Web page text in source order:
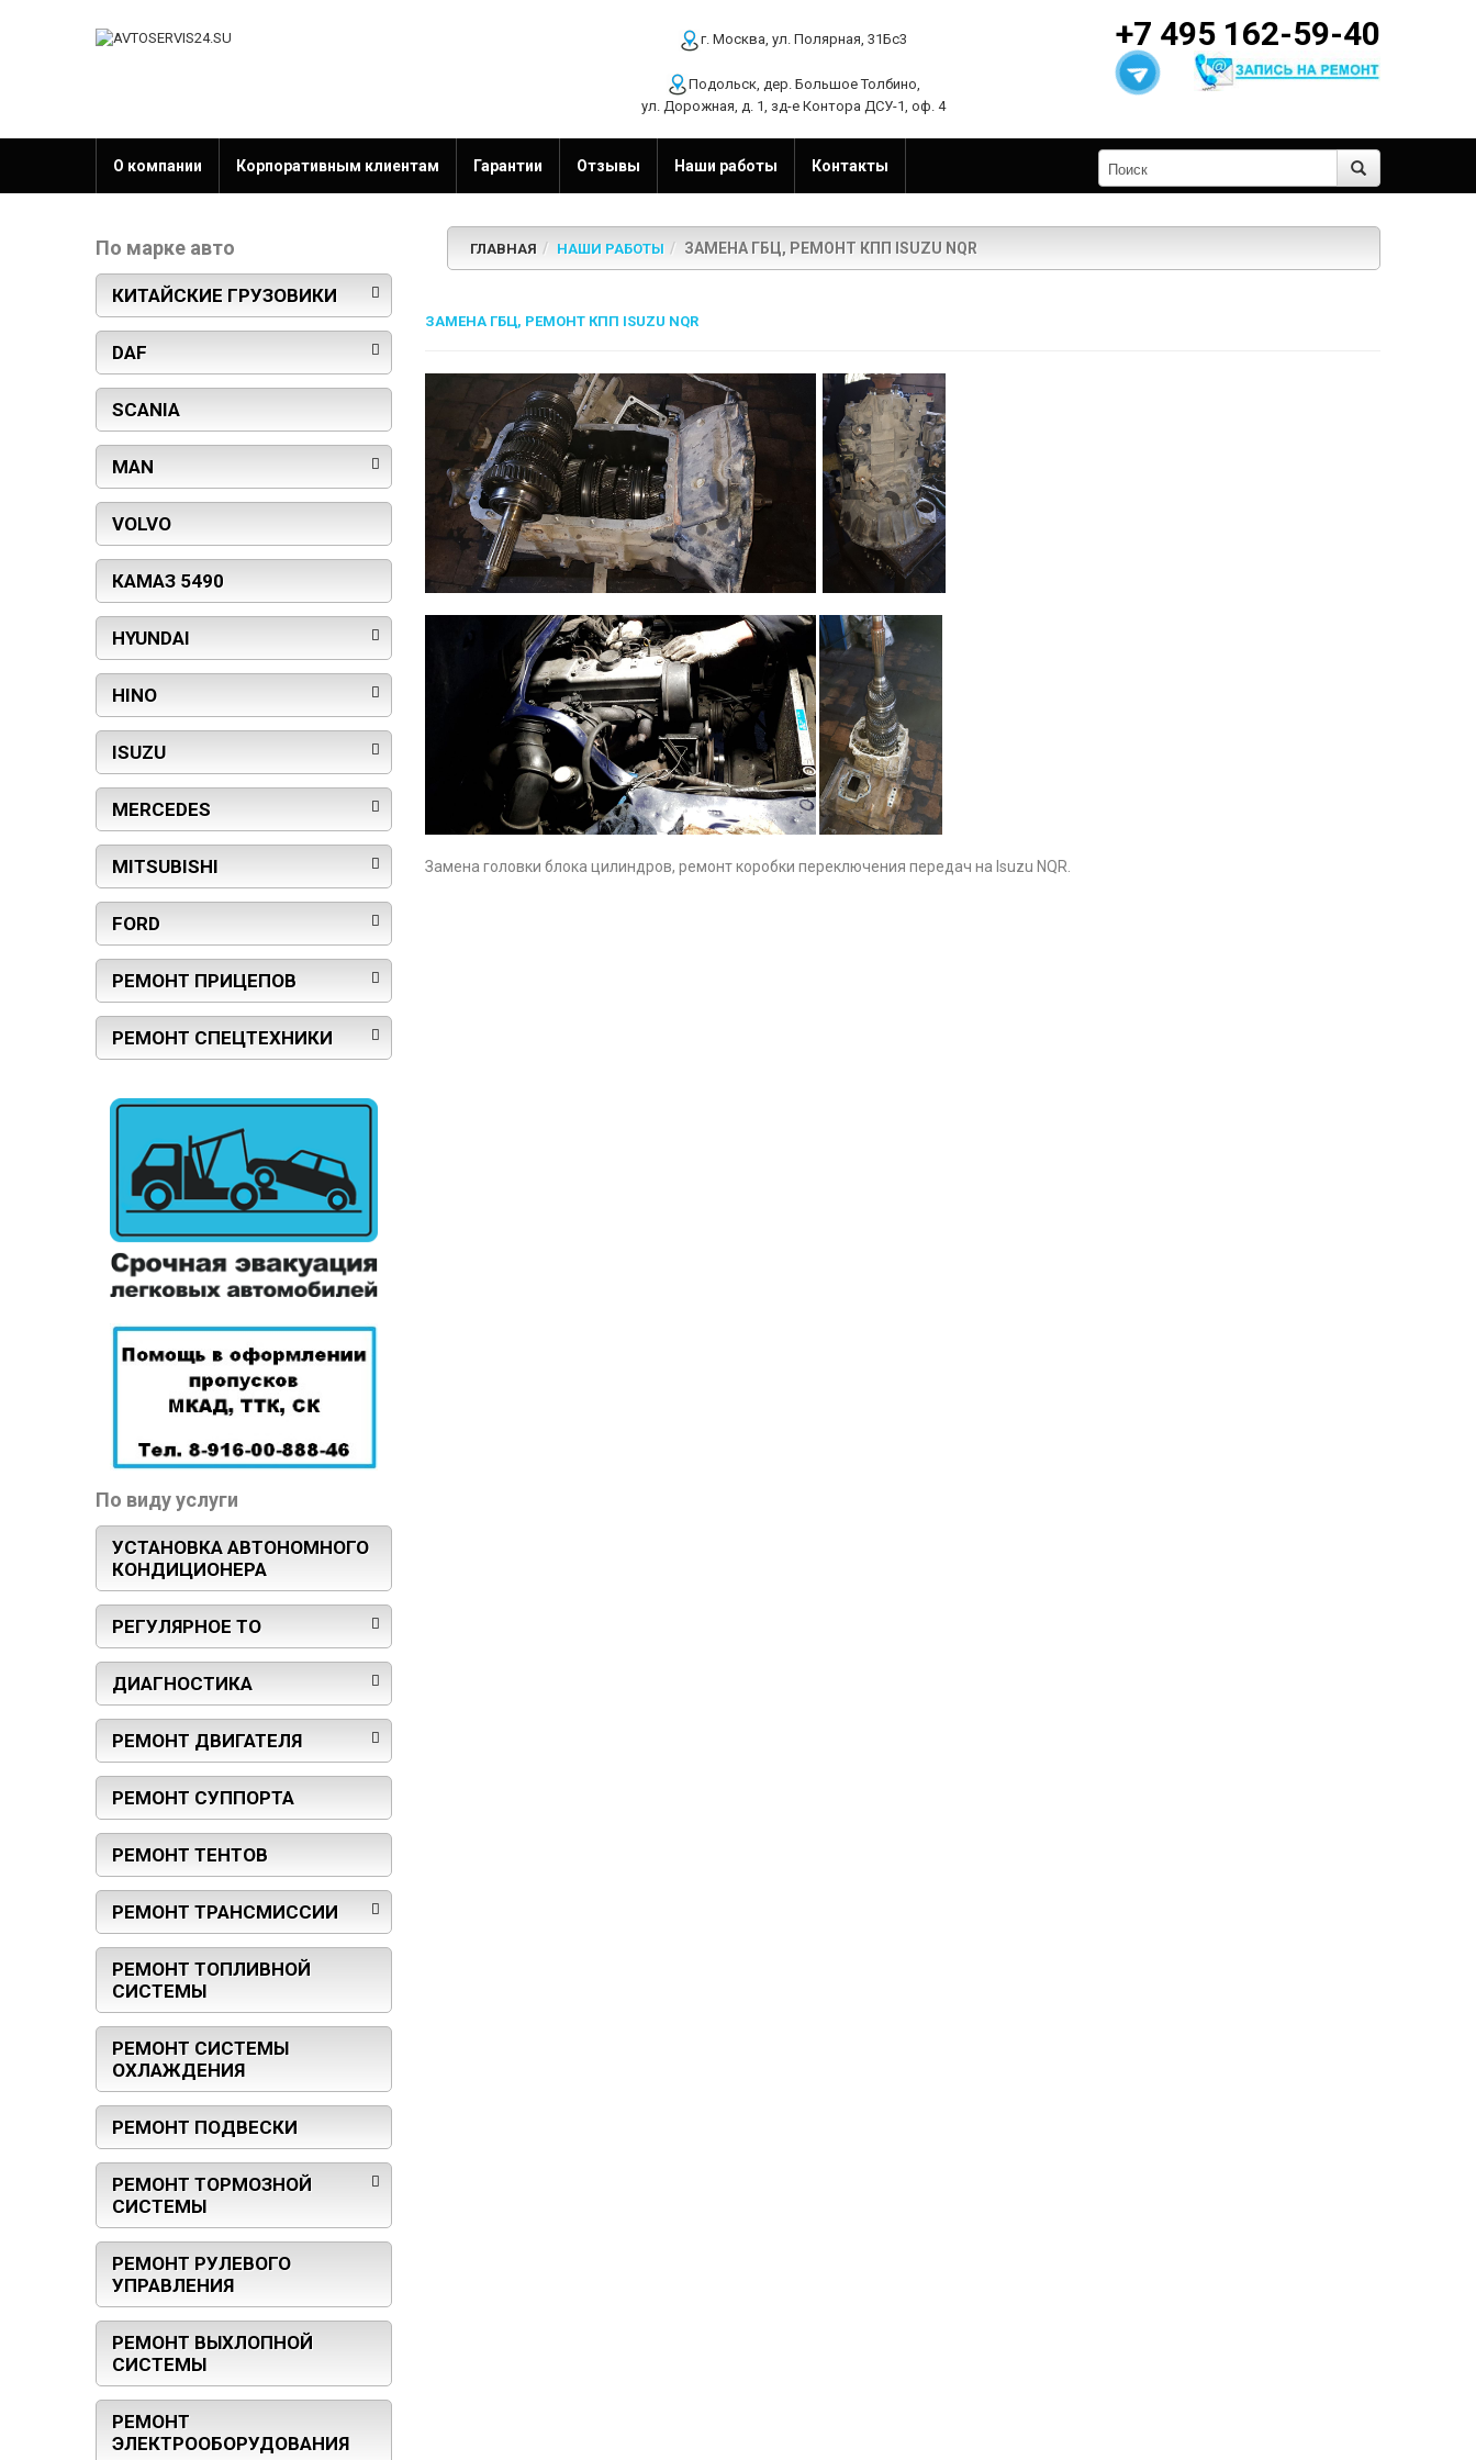
г. Москва, ул. Полярная, 31Бс3
Подольск, дер. Большое Толбино,
ул. Дорожная, д. 1, зд-е Контора ДСУ-1, оф. 4
+7 495 162-59-40
О компании Корпоративным клиентам Гарантии Отзывы Наши работы Контакты
По марке авто
КИТАЙСКИЕ ГРУЗОВИКИ
DAF
SCANIA
MAN
VOLVO
КАМАЗ 5490
HYUNDAI
HINO
ISUZU
MERCEDES
MITSUBISHI
FORD
РЕМОНТ ПРИЦЕПОВ
РЕМОНТ СПЕЦТЕХНИКИ
По виду услуги
УСТАНОВКА АВТОНОМНОГО
КОНДИЦИОНЕРА
РЕГУЛЯРНОЕ ТО
ДИАГНОСТИКА
РЕМОНТ ДВИГАТЕЛЯ
РЕМОНТ СУППОРТА
РЕМОНТ ТЕНТОВ
РЕМОНТ ТРАНСМИССИИ
РЕМОНТ ТОПЛИВНОЙ
СИСТЕМЫ
РЕМОНТ СИСТЕМЫ
ОХЛАЖДЕНИЯ
РЕМОНТ ПОДВЕСКИ
РЕМОНТ ТОРМОЗНОЙ
СИСТЕМЫ
РЕМОНТ РУЛЕВОГО
УПРАВЛЕНИЯ
РЕМОНТ ВЫХЛОПНОЙ
СИСТЕМЫ
РЕМОНТ
ЭЛЕКТРООБОРУДОВАНИЯ
ГЛАВНАЯ НАШИ РАБОТЫ ЗАМЕНА ГБЦ, РЕМОНТ КПП ISUZU NQR
ЗАМЕНА ГБЦ, РЕМОНТ КПП ISUZU NQR
Замена головки блока цилиндров, ремонт коробки переключения передач на Isuzu NQR.